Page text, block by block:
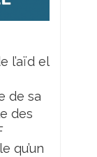
l’aïd el
de sa
des
qu’un